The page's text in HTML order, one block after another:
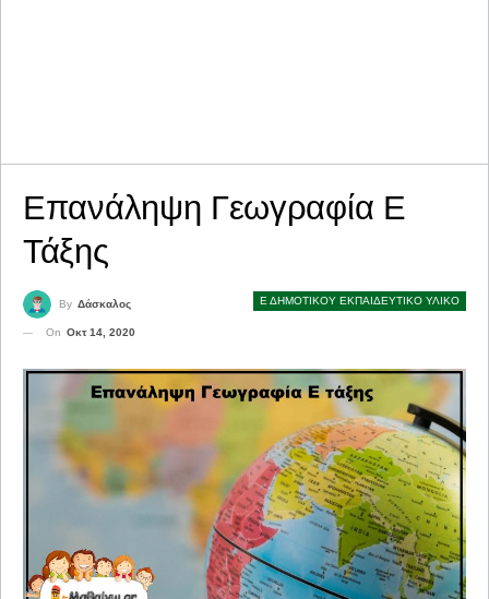
​Επανάληψη Γεωγραφία Ε
Τάξης
Ε ΔΗΜΟΤΙΚΟΥ ΕΚΠΑΙΔΕΥΤΙΚΟ ΥΛΙΚΟ
By Δάσκαλος
On Οκτ 14, 2020